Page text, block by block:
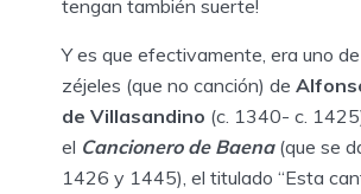
tengan también suerte!
Y es que efectivamente, era uno
zéjeles (que no canción) de
de Villasandino (c. 1340- c.
el Cancionero de Baena(que se
1426 y 1445), el titulado “Esta